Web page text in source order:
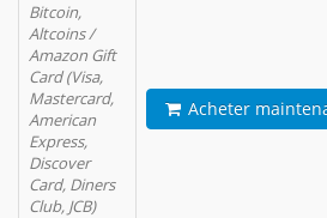
Bitcoin,
Altcoins /
Amazon Gift
Card (Visa,
Mastercard,
American
Express,
Discover
Card, Diners
Club, JCB)
Acheter